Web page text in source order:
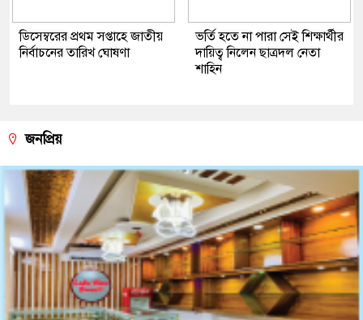
ডিসেম্বরের প্রথম সপ্তাহে জাতীয়
নির্বাচনের তারিখ ঘোষণা
ভর্তি হতে না পারা সেই শিক্ষার্থীর
দায়িত্ব নিলেন ছাত্রদল নেতা
শাহিন
জনপ্রিয়